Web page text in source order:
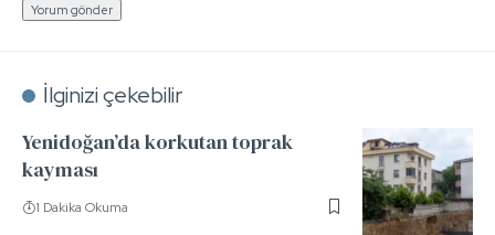
İlginizi çekebilir
Yenidoğan’da korkutan toprak
kayması
1 Dakika Okuma